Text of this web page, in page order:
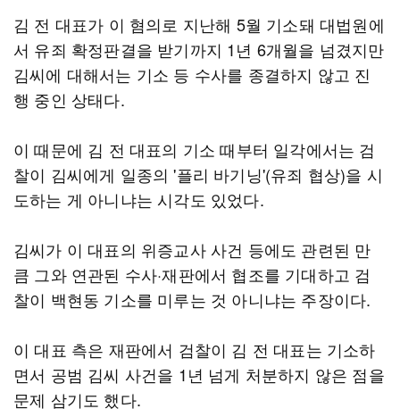
김 전 대표가 이 혐의로 지난해 5월 기소돼 대법원에
서 유죄 확정판결을 받기까지 1년 6개월을 넘겼지만
김씨에 대해서는 기소 등 수사를 종결하지 않고 진
행 중인 상태다.
이 때문에 김 전 대표의 기소 때부터 일각에서는 검
찰이 김씨에게 일종의 '플리 바기닝'(유죄 협상)을 시
도하는 게 아니냐는 시각도 있었다.
김씨가 이 대표의 위증교사 사건 등에도 관련된 만
큼 그와 연관된 수사·재판에서 협조를 기대하고 검
찰이 백현동 기소를 미루는 것 아니냐는 주장이다.
이 대표 측은 재판에서 검찰이 김 전 대표는 기소하
면서 공범 김씨 사건을 1년 넘게 처분하지 않은 점을
문제 삼기도 했다.